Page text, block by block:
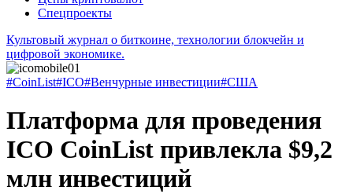
Спецпроекты
Культовый журнал о биткоине, технологии блокчейн и
цифровой экономике.
#CoinList#ICO#Венчурные инвестиции#США
Платформа для проведения
ICO CoinList привлекла $9,2
млн инвестиций